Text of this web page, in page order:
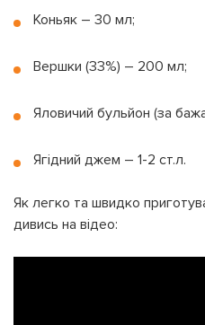
Коньяк – 30 мл;
Вершки (33%) – 200 мл;
Яловичий бульйон (за
Ягідний джем – 1-2 ст.л.
Як легко та швидко
дивись на відео: